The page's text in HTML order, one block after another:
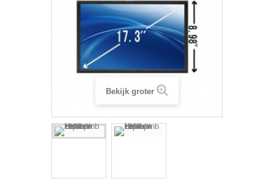
Bekijk groter